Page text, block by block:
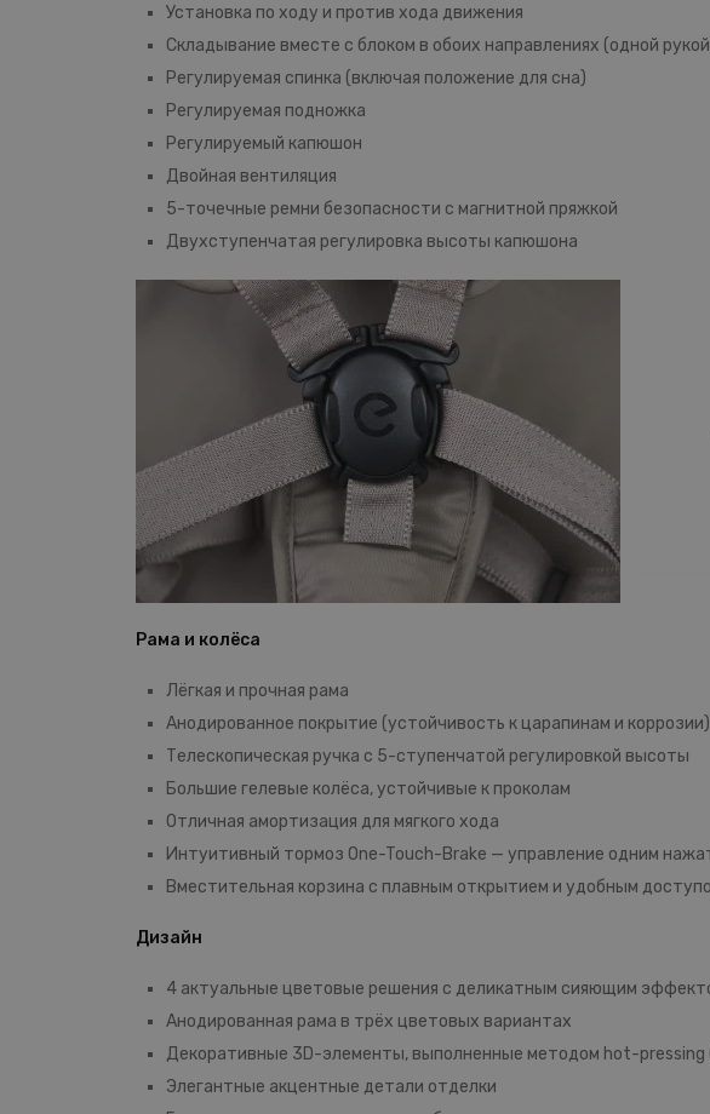
Установка по ходу и против хода движения
Складывание вместе с блоком в обоих направлениях (одной
Регулируемая спинка (включая положение для сна)
Регулируемая подножка
Регулируемый капюшон
Двойная вентиляция
5-точечные ремни безопасности с магнитной пряжкой
Двухступенчатая регулировка высоты капюшона
Рама и колёса
Лёгкая и прочная рама
Анодированное покрытие (устойчивость к царапинам и коррозии)
Телескопическая ручка с 5-ступенчатой регулировкой высоты
Большие гелевые колёса, устойчивые к проколам
Отличная амортизация для мягкого хода
Интуитивный тормоз One-Touch-Brake — управление одним
Вместительная корзина с плавным открытием и удобным
Дизайн
4 актуальные цветовые решения с деликатным сияющим
Анодированная рама в трёх цветовых вариантах
Декоративные 3D-элементы, выполненные методом hot-pressing
Элегантные акцентные детали отделки